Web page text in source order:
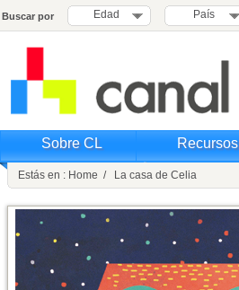
Buscar por Edad País
Sobre CL Recursos
Estás en : Home / La casa de Celia